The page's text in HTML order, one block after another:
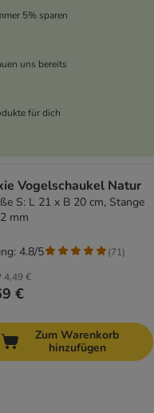
5% sparen
uns bereits
für dich
Vogelschaukel Natur
S: L 21 x B 20 cm, Stange
mm
4,49 €
€
4.8/5 (71)
Zum Warenkorb
hinzufügen